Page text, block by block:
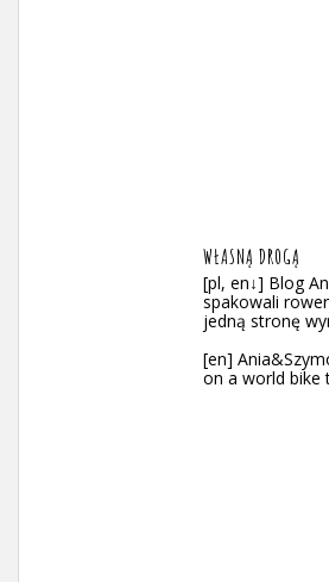
WŁASNĄ DROGĄ
[pl, en↓] Blog
spakowali
jedną stronę
[en]
on a world bike